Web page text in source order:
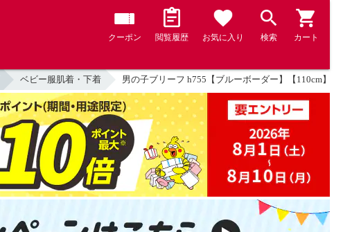
クーポン 閲覧履歴 お気に入り 検索 カート
ベビー服肌着・下着 男の子ブリーフ h755【ブルーボーダー】【110cm】